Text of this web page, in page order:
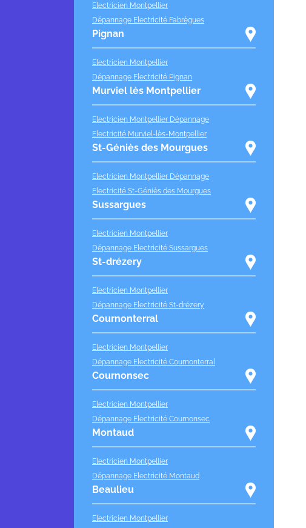
Electricien Montpellier
Dépannage Electricité Fabrègues
Pignan
Electricien Montpellier
Dépannage Electricité Pignan
Murviel lès Montpellier
Electricien Montpellier Dépannage
Electricité Murviel-lès-Montpellier
St-Géniès des Mourgues
Electricien Montpellier Dépannage
Electricité St-Géniès des Mourgues
Sussargues
Electricien Montpellier
Dépannage Electricité Sussargues
St-drézery
Electricien Montpellier
Dépannage Electricité St-drézery
Cournonterral
Electricien Montpellier
Dépannage Electricité Cournonterral
Cournonsec
Electricien Montpellier
Dépannage Electricité Cournonsec
Montaud
Electricien Montpellier
Dépannage Electricité Montaud
Beaulieu
Electricien Montpellier